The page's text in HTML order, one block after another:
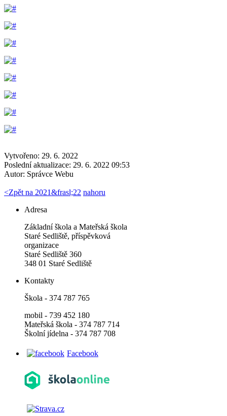
Vytvořeno: 29. 6. 2022
Poslední aktualizace: 29. 6. 2022 09:53
Autor: Správce Webu
<Zpět na 2021&frasl;22 nahoru
Adresa
Základní škola a Mateřská škola
Staré Sedliště, příspěvková
organizace
Staré Sedliště 360
348 01 Staré Sedliště
Kontakty
Škola - 374 787 765
mobil - 739 452 180
Mateřská škola - 374 787 714
Školní jídelna - 374 787 708
Facebook